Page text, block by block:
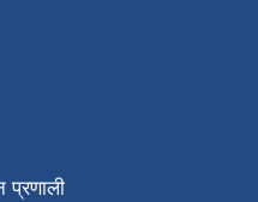
प्रणाली